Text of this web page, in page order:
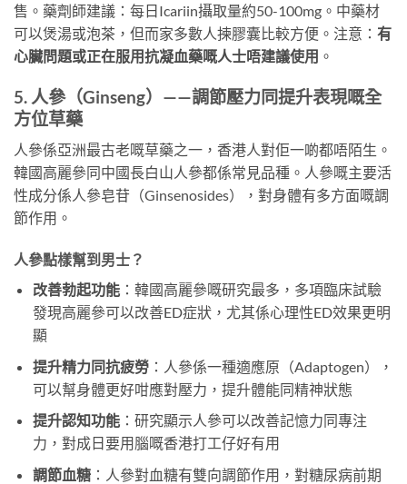
售。藥劑師建議：每日Icariin攝取量約50-100mg。中藥材
可以煲湯或泡茶，但而家多數人揀膠囊比較方便。注意： 有
心臟問題或正在服用抗凝血藥嘅人士唔建議使用 。
5. 人參（Ginseng）——調節壓力同提升表現嘅全
方位草藥
人參係亞洲最古老嘅草藥之一，香港人對佢一啲都唔陌生。
韓國高麗參同中國長白山人參都係常見品種。人參嘅主要活
性成分係人參皂苷（Ginsenosides），對身體有多方面嘅調
節作用。
人參點樣幫到男士？
改善勃起功能：韓國高麗參嘅研究最多，多項臨床試驗
發現高麗參可以改善ED症狀，尤其係心理性ED效果更明
顯
提升精力同抗疲勞：人參係一種適應原（Adaptogen），
可以幫身體更好咁應對壓力，提升體能同精神狀態
提升認知功能：研究顯示人參可以改善記憶力同專注
力，對成日要用腦嘅香港打工仔好有用
調節血糖：人參對血糖有雙向調節作用，對糖尿病前期